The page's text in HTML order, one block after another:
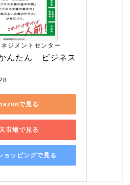
ジメントセンター
んたん　ビジネス
で見る
市場で見る
ョッピングで見る